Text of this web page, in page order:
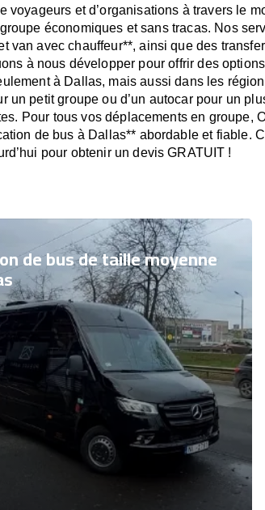
voyageurs et d’organisations à travers le
économiques et sans tracas. Nos
van avec chauffeur**, ainsi que des
à nous développer pour offrir des
à Dallas, mais aussi dans les
un petit groupe ou d’un autocar pour un
Pour tous vos déplacements en groupe,
de bus à Dallas** abordable et fiable.
pour obtenir un devis GRATUIT !
de bus de taille moyenne